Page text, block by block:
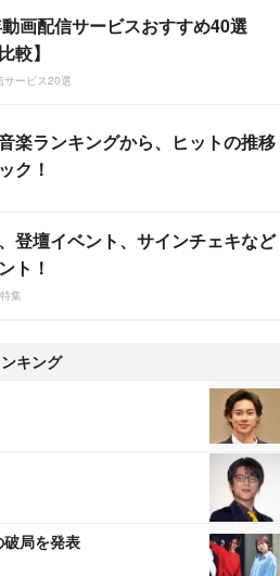
画配信サービスおすすめ40選
較】
サービス20選
楽ランキングから、ヒットの推移
ク！
登壇イベント、サインチェキなど
ト！
集
キング
局を発表